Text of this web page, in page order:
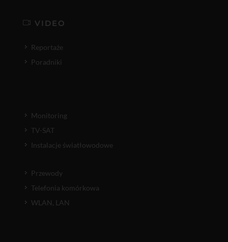
VIDEO
Reportaże
Poradniki
Monitoring
TV-SAT
Instalacje światłowodowe
Przewody
Telefonia komórkowa
WLAN, LAN